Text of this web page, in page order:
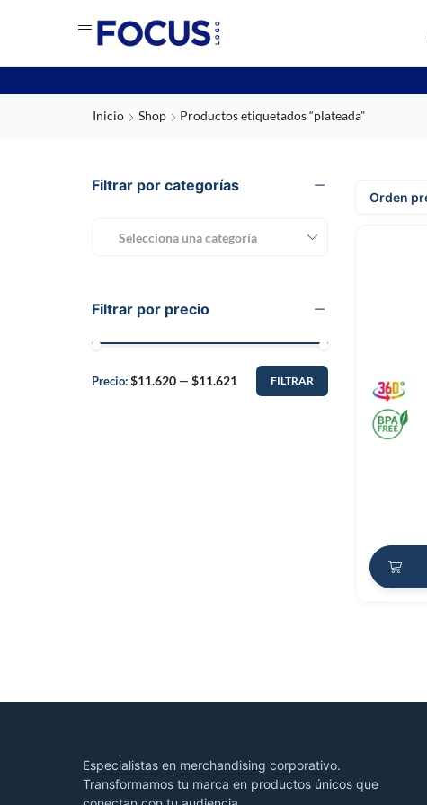
Inicio Shop Productos etiquetados “plateada”
Filtrar por categorías
Selecciona una categoría
Filtrar por precio
FILTRAR
Precio:$11.620 — $11.621
Especialistas en merchandising corporativo.
Transformamos tu marca en productos únicos que